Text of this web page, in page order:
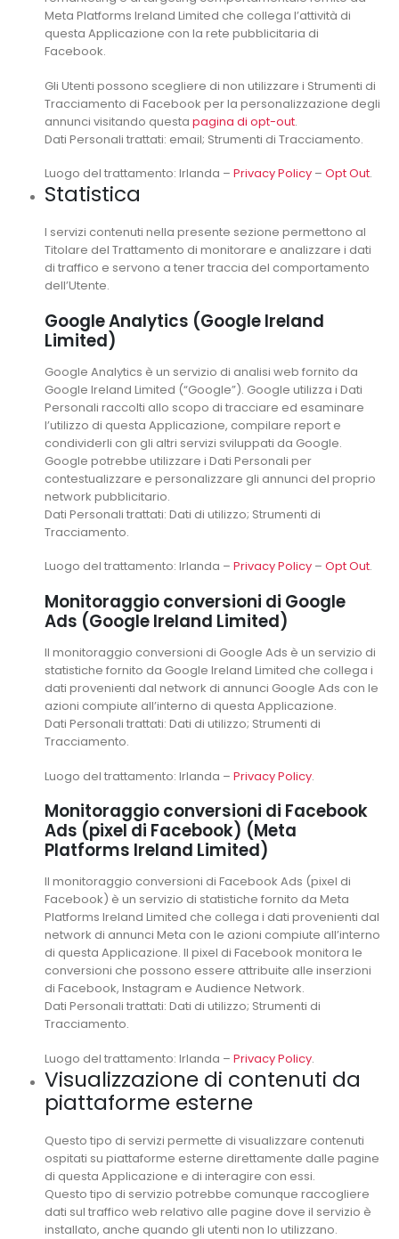
Meta Platforms Ireland Limited che collega l’attività di
questa Applicazione con la rete pubblicitaria di
Facebook.
Gli Utenti possono scegliere di non utilizzare i Strumenti di
Tracciamento di Facebook per la personalizzazione degli
annunci visitando questa pagina di opt-out.
Dati Personali trattati: email; Strumenti di Tracciamento.
Luogo del trattamento: Irlanda – Privacy Policy– Opt Out.
Statistica
I servizi contenuti nella presente sezione permettono al
Titolare del Trattamento di monitorare e analizzare i dati
di traffico e servono a tener traccia del comportamento
dell’Utente.
Google Analytics (Google Ireland
Limited)
Google Analytics è un servizio di analisi web fornito da
Google Ireland Limited (“Google”). Google utilizza i Dati
Personali raccolti allo scopo di tracciare ed esaminare
l’utilizzo di questa Applicazione, compilare report e
condividerli con gli altri servizi sviluppati da Google.
Google potrebbe utilizzare i Dati Personali per
contestualizzare e personalizzare gli annunci del proprio
network pubblicitario.
Dati Personali trattati: Dati di utilizzo; Strumenti di
Tracciamento.
Luogo del trattamento: Irlanda – Privacy Policy– Opt Out.
Monitoraggio conversioni di Google
Ads (Google Ireland Limited)
Il monitoraggio conversioni di Google Ads è un servizio di
statistiche fornito da Google Ireland Limited che collega i
dati provenienti dal network di annunci Google Ads con le
azioni compiute all’interno di questa Applicazione.
Dati Personali trattati: Dati di utilizzo; Strumenti di
Tracciamento.
Luogo del trattamento: Irlanda – Privacy Policy.
Monitoraggio conversioni di Facebook
Ads (pixel di Facebook) (Meta
Platforms Ireland Limited)
Il monitoraggio conversioni di Facebook Ads (pixel di
Facebook) è un servizio di statistiche fornito da Meta
Platforms Ireland Limited che collega i dati provenienti dal
network di annunci Meta con le azioni compiute all’interno
di questa Applicazione. Il pixel di Facebook monitora le
conversioni che possono essere attribuite alle inserzioni
di Facebook, Instagram e Audience Network.
Dati Personali trattati: Dati di utilizzo; Strumenti di
Tracciamento.
Luogo del trattamento: Irlanda – Privacy Policy.
Visualizzazione di contenuti da
piattaforme esterne
Questo tipo di servizi permette di visualizzare contenuti
ospitati su piattaforme esterne direttamente dalle pagine
di questa Applicazione e di interagire con essi.
Questo tipo di servizio potrebbe comunque raccogliere
dati sul traffico web relativo alle pagine dove il servizio è
installato, anche quando gli utenti non lo utilizzano.